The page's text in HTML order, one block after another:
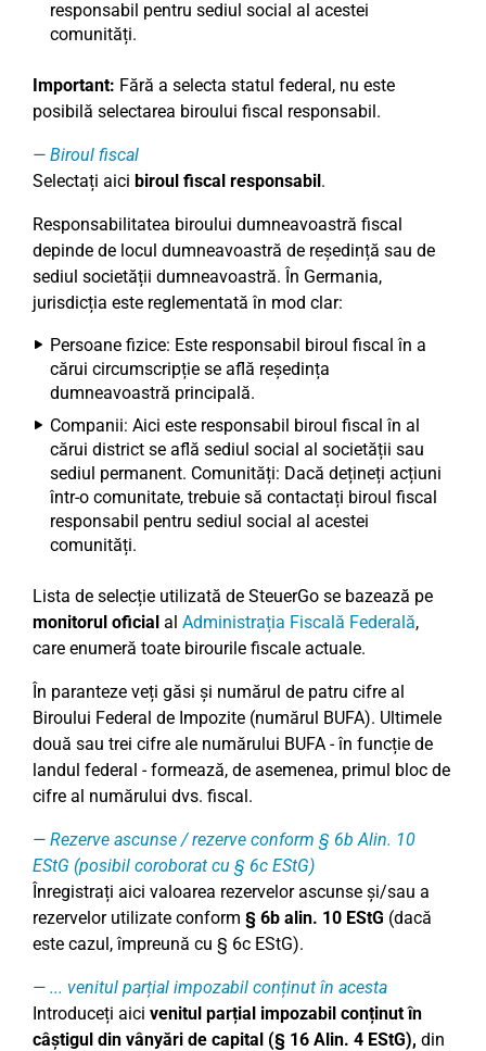
responsabil pentru sediul social al acestei
comunități.
Important: Fără a selecta statul federal, nu este
posibilă selectarea biroului fiscal responsabil.
Biroul fiscal
Selectați aici biroul fiscal responsabil.
Responsabilitatea biroului dumneavoastră fiscal
depinde de locul dumneavoastră de reședință sau de
sediul societății dumneavoastră. În Germania,
jurisdicția este reglementată în mod clar:
Persoane fizice: Este responsabil biroul fiscal în a
cărui circumscripție se află reședința
dumneavoastră principală.
Companii: Aici este responsabil biroul fiscal în al
cărui district se află sediul social al societății sau
sediul permanent. Comunități: Dacă dețineți acțiuni
într-o comunitate, trebuie să contactați biroul fiscal
responsabil pentru sediul social al acestei
comunități.
Lista de selecție utilizată de SteuerGo se bazează pe
monitorul oficial al Administrația Fiscală Federală,
care enumeră toate birourile fiscale actuale.
În paranteze veți găsi și numărul de patru cifre al
Biroului Federal de Impozite (numărul BUFA). Ultimele
două sau trei cifre ale numărului BUFA - în funcție de
landul federal - formează, de asemenea, primul bloc de
cifre al numărului dvs. fiscal.
Rezerve ascunse / rezerve conform § 6b Alin. 10
EStG (posibil coroborat cu § 6c EStG)
Înregistrați aici valoarea rezervelor ascunse și/sau a
rezervelor utilizate conform § 6b alin. 10 EStG (dacă
este cazul, împreună cu § 6c EStG).
... venitul parțial impozabil conținut în acesta
Introduceți aici venitul parțial impozabil conținut în
câștigul din vânyări de capital (§ 16 Alin. 4 EStG), din